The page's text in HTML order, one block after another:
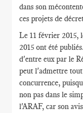
dans son
ces projets de
Le 11 février 2015,
2015 ont été
d'entre eux par le
peut l'admettre
concurrence,
non pas dans le
l'ARAF, car son